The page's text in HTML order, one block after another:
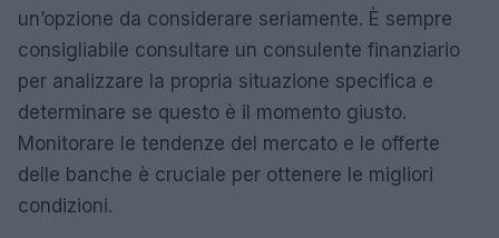
un’opzione da considerare seriamente. È sempre
consigliabile consultare un consulente finanziario
per analizzare la propria situazione specifica e
determinare se questo è il momento giusto.
Monitorare le tendenze del mercato e le offerte
delle banche è cruciale per ottenere le migliori
condizioni.